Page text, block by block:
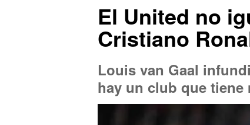
El United no
Cristiano
Louis van Gaal
hay un club que